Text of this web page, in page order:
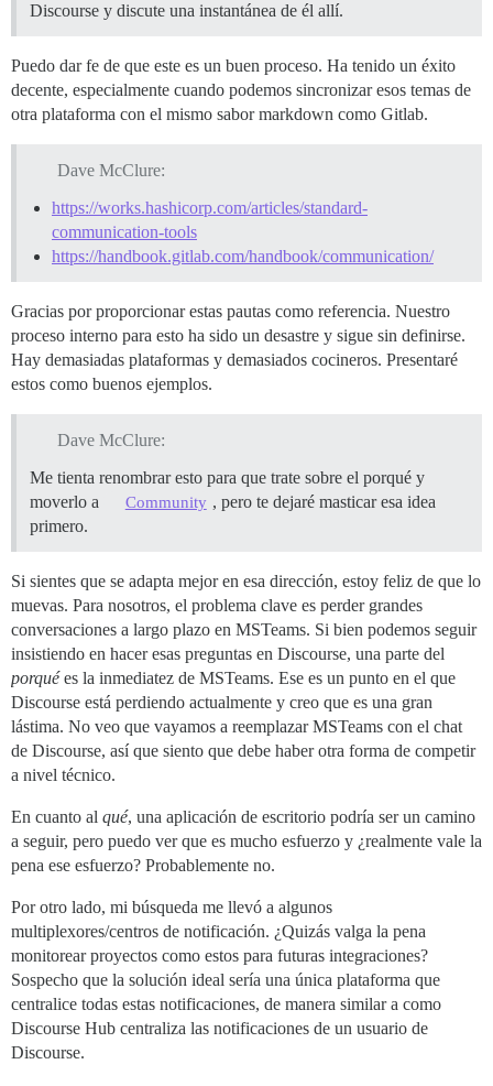
Discourse y discute una instantánea de él allí.
Puedo dar fe de que este es un buen proceso. Ha tenido un éxito
decente, especialmente cuando podemos sincronizar esos temas de
otra plataforma con el mismo sabor markdown como Gitlab.
Dave McClure:
https://works.hashicorp.com/articles/standard-
communication-tools
https://handbook.gitlab.com/handbook/communication/
Gracias por proporcionar estas pautas como referencia. Nuestro
proceso interno para esto ha sido un desastre y sigue sin definirse.
Hay demasiadas plataformas y demasiados cocineros. Presentaré
estos como buenos ejemplos.
Dave McClure:
Me tienta renombrar esto para que trate sobre el porqué y
moverlo a
Community , pero te dejaré masticar esa idea
primero.
Si sientes que se adapta mejor en esa dirección, estoy feliz de que lo
muevas. Para nosotros, el problema clave es perder grandes
conversaciones a largo plazo en MSTeams. Si bien podemos seguir
insistiendo en hacer esas preguntas en Discourse, una parte del
porquées la inmediatez de MSTeams. Ese es un punto en el que
Discourse está perdiendo actualmente y creo que es una gran
lástima. No veo que vayamos a reemplazar MSTeams con el chat
de Discourse, así que siento que debe haber otra forma de competir
a nivel técnico.
En cuanto al qué, una aplicación de escritorio podría ser un camino
a seguir, pero puedo ver que es mucho esfuerzo y ¿realmente vale la
pena ese esfuerzo? Probablemente no.
Por otro lado, mi búsqueda me llevó a algunos
multiplexores/centros de notificación. ¿Quizás valga la pena
monitorear proyectos como estos para futuras integraciones?
Sospecho que la solución ideal sería una única plataforma que
centralice todas estas notificaciones, de manera similar a como
Discourse Hub centraliza las notificaciones de un usuario de
Discourse.